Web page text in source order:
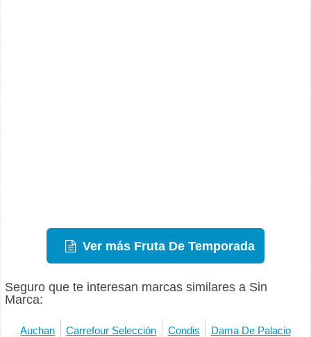
Ver más Fruta De Temporada
Seguro que te interesan marcas similares a Sin
Marca:
Auchan Carrefour Selección Condis Dama De Palacio